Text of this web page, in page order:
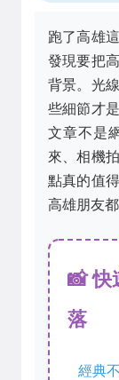
跑了高雄
發現要把
背景。光
些細節才
文章不是
來、相機
點真的值
高雄朋友
📸 快
落
經典